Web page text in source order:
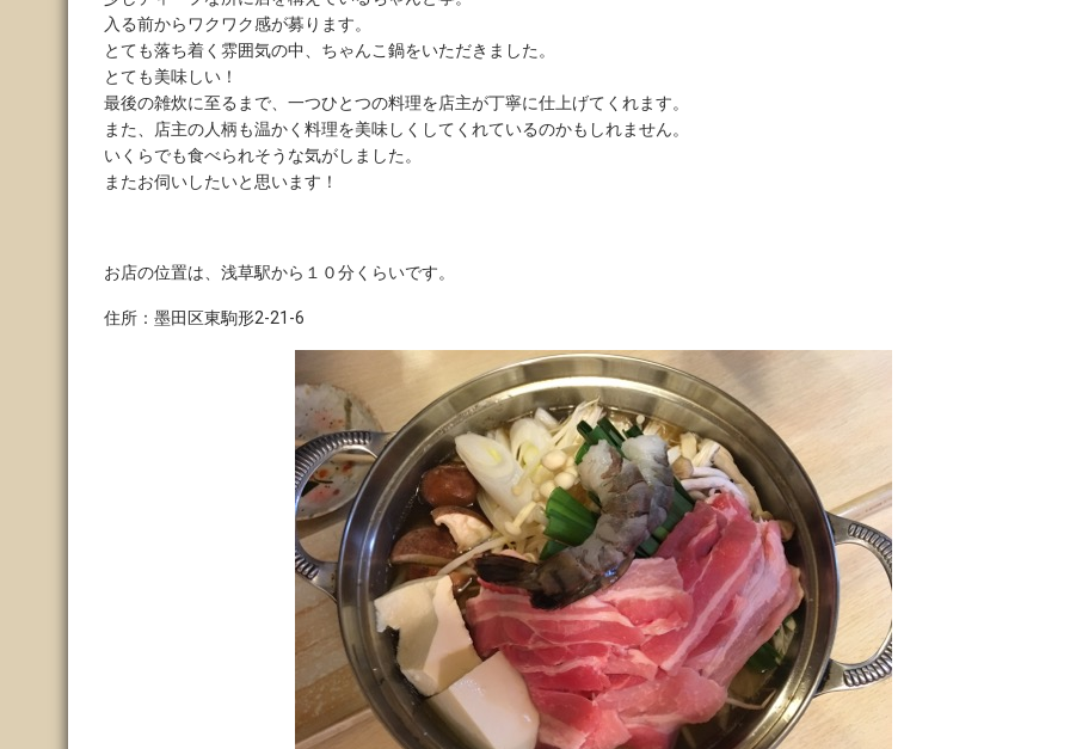
入る前からワクワク感が募ります。
とても落ち着く雰囲気の中、ちゃんこ鍋をいただきました。
とても美味しい！
最後の雑炊に至るまで、一つひとつの料理を店主が丁寧に仕上げてくれます。
また、店主の人柄も温かく料理を美味しくしてくれているのかもしれません。
いくらでも食べられそうな気がしました。
またお伺いしたいと思います！
お店の位置は、浅草駅から１０分くらいです。
住所：墨田区東駒形2-21-6